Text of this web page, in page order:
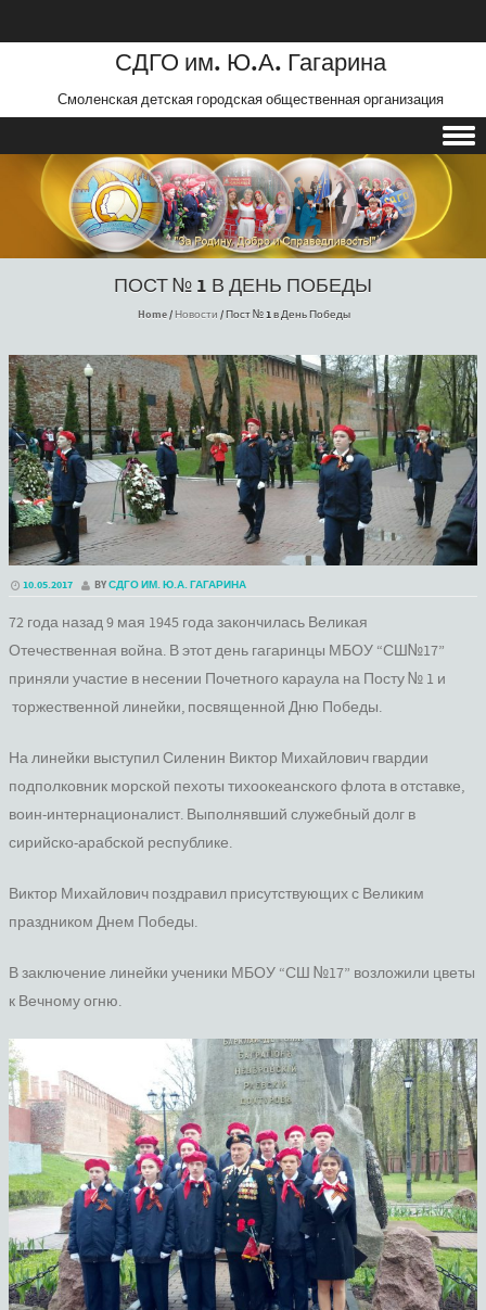
СДГО им. Ю.А. Гагарина
Смоленская детская городская общественная организация
Skip to content
ПОСТ № 1 В ДЕНЬ ПОБЕДЫ
Home/Новости /Пост № 1 в День Победы
10.05.2017 BYСДГО ИМ. Ю.А. ГАГАРИНА
72 года назад 9 мая 1945 года закончилась Великая
Отечественная война. В этот день гагаринцы МБОУ “СШ№17”
приняли участие в несении Почетного караула на Посту № 1 и
торжественной линейки, посвященной Дню Победы.
На линейки выступил Силенин Виктор Михайлович гвардии
подполковник морской пехоты тихоокеанского флота в отставке,
воин-интернационалист. Выполнявший служебный долг в
сирийско-арабской республике.
Виктор Михайлович поздравил присутствующих с Великим
праздником Днем Победы.
В заключение линейки ученики МБОУ “СШ №17” возложили цветы
к Вечному огню.